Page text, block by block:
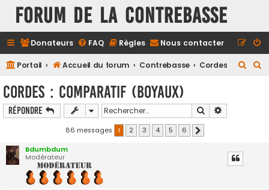
FORUM DE LA CONTREBASSE
Donateurs FAQ Règles Nous contacter
Portail Accueil du forum Contrebasse Cordes
Cordes : comparatif (boyaux)
Répondre Rechercher
86 messages 1 2 3 4 5 6
Bdumbdum
Modérateur